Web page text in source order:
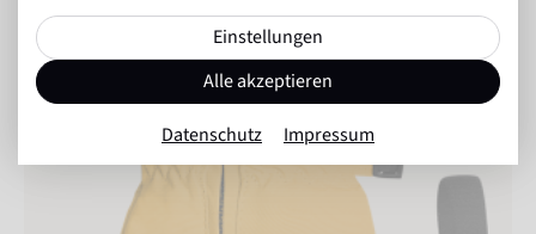
Einstellungen
Alle akzeptieren
Datenschutz Impressum